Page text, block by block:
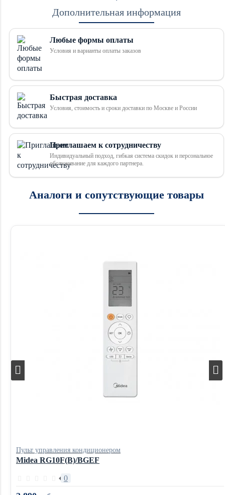
Дополнительная информация
Любые формы оплаты
Условия и варианты оплаты заказов
Быстрая доставка
Условия, стоимость и сроки доставки по Москве и России
Приглашаем к сотрудничеству
Индивидуальный подход, гибкая система скидок и персональное
обслуживание для каждого партнера.
Аналоги и сопутствующие товары
Пульт управления кондиционером
Midea RG10F(B)/BGEF
0